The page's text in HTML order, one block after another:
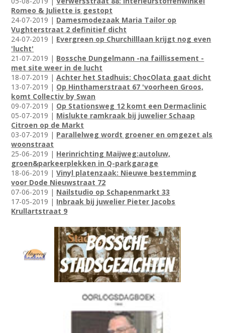
Romeo & Juliette is gestopt
24-07-2019 | Damesmodezaak Maria Tailor op
Vughterstraat 2 definitief dicht
24-07-2019 | Evergreen op Churchilllaan krijgt nog even
'lucht'
21-07-2019 | Bossche Dungelmann -na faillissement -
met site weer in de lucht
18-07-2019 |Achter het Stadhuis: ChocOlata gaat dicht
13-07-2019 | Op Hinthamerstraat 67 'voorheen Groos,
komt Collectiv by Swan
09-07-2019 | Op Stationsweg 12 komt een Dermaclinic
05-07-2019 | Mislukte ramkraak bij juwelier Schaap
Citroen op de Markt
03-07-2019 | Parallelweg wordt groener en omgezet als
woonstraat
25-06-2019 | Herinrichting Maijweg:autoluw,
groen&parkeerplekken in Q-parkgarage
18-06-2019 |Vinyl platenzaak: Nieuwe bestemming
voor Dode Nieuwstraat 72
07-06-2019 | Nailstudio op Schapenmarkt 33
17-05-2019 | Inbraak bij juwelier Pieter Jacobs
Krullartstraat 9